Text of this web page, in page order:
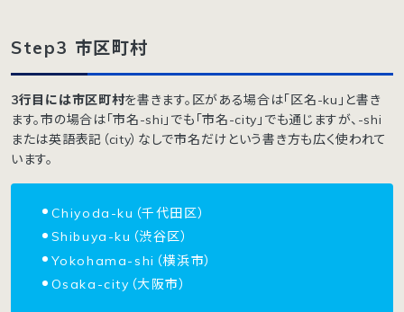
Step3 市区町村
3行目には市区町村を書きます。区がある場合は「区名-ku」と書き
ます。市の場合は「市名-shi」でも「市名-city」でも通じますが、-shi
または英語表記（city）なしで市名だけという書き方も広く使われて
います。
Chiyoda-ku（千代田区）
Shibuya-ku（渋谷区）
Yokohama-shi（横浜市）
Osaka-city（大阪市）